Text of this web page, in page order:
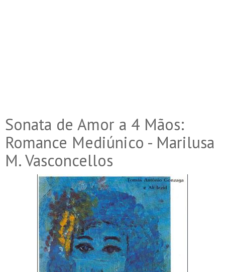
Sonata de Amor a 4 Mãos:
Romance Mediúnico - Marilusa
M. Vasconcellos